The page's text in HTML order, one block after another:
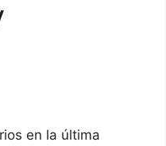
en la última